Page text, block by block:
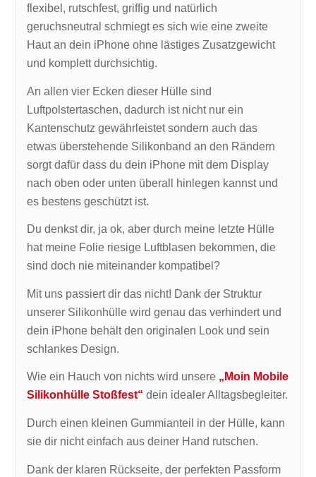
flexibel, rutschfest, griffig und natürlich
geruchsneutral schmiegt es sich wie eine zweite
Haut an dein iPhone ohne lästiges Zusatzgewicht
und komplett durchsichtig.
An allen vier Ecken dieser Hülle sind
Luftpolstertaschen, dadurch ist nicht nur ein
Kantenschutz gewährleistet sondern auch das
etwas überstehende Silikonband an den Rändern
sorgt dafür dass du dein iPhone mit dem Display
nach oben oder unten überall hinlegen kannst und
es bestens geschützt ist.
Du denkst dir, ja ok, aber durch meine letzte Hülle
hat meine Folie riesige Luftblasen bekommen, die
sind doch nie miteinander kompatibel?
Mit uns passiert dir das nicht! Dank der Struktur
unserer Silikonhülle wird genau das verhindert und
dein iPhone behält den originalen Look und sein
schlankes Design.
Wie ein Hauch von nichts wird unsere „Moin Mobile
Silikonhülle Stoßfest“dein idealer Alltagsbegleiter.
Durch einen kleinen Gummianteil in der Hülle, kann
sie dir nicht einfach aus deiner Hand rutschen.
Dank der klaren Rückseite, der perfekten Passform